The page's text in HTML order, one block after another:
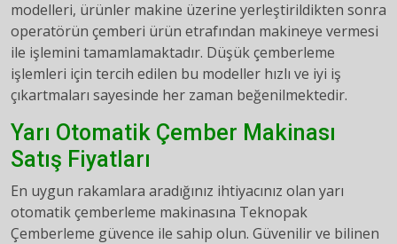
modelleri, ürünler makine üzerine yerleştirildikten sonra
operatörün çemberi ürün etrafından makineye vermesi
ile işlemini tamamlamaktadır. Düşük çemberleme
işlemleri için tercih edilen bu modeller hızlı ve iyi iş
çıkartmaları sayesinde her zaman beğenilmektedir.
Yarı Otomatik Çember Makinası
Satış Fiyatları
En uygun rakamlara aradığınız ihtiyacınız olan yarı
otomatik çemberleme makinasına Teknopak
Çemberleme güvence ile sahip olun. Güvenilir ve bilinen